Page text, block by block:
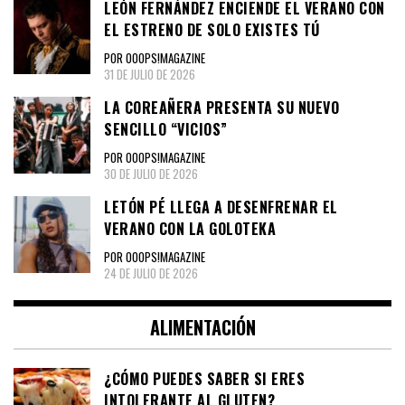
LEÓN FERNÁNDEZ ENCIENDE EL VERANO CON
EL ESTRENO DE SOLO EXISTES TÚ
POR OOOPS!MAGAZINE
31 DE JULIO DE 2026
LA COREAÑERA PRESENTA SU NUEVO
SENCILLO “VICIOS”
POR OOOPS!MAGAZINE
30 DE JULIO DE 2026
LETÓN PÉ LLEGA A DESENFRENAR EL
VERANO CON LA GOLOTEKA
POR OOOPS!MAGAZINE
24 DE JULIO DE 2026
ALIMENTACIÓN
¿CÓMO PUEDES SABER SI ERES